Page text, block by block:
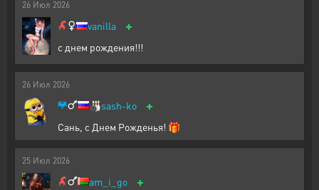
26 Июл 2026
vanilla +
с днем рождения!!!
26 Июл 2026
🎳sash-ko +
Сань, с Днем Рожденья! 🎁
25 Июл 2026
am_i_go +